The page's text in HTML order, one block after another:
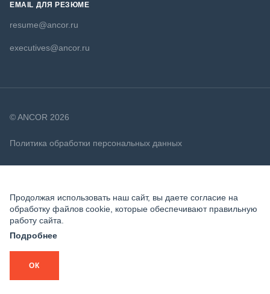
EMAIL ДЛЯ РЕЗЮМЕ
resume@ancor.ru
executives@ancor.ru
© ANCOR 2026
Политика обработки персональных данных
Продолжая использовать наш сайт, вы даете согласие на
обработку файлов cookie, которые обеспечивают правильную
работу сайта.
Подробнее
ОК